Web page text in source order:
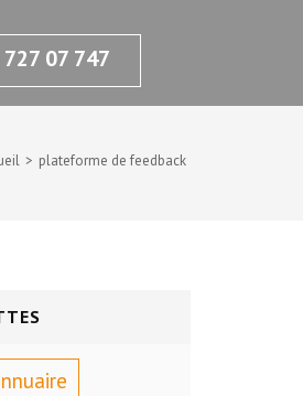
07 747
> plateforme de feedback